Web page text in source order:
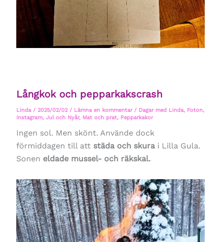
Långkok och pepparkakscrash
Linda / 2025/02/02 / Lämna en kommentar / Dagar med Linda, Foton,
Instagram, Jul och Nyår, Mat och prat, Pepparkakor
Ingen sol. Men skönt. Använde dock
förmiddagen till att städa och skurai Lilla Gula.
Sonen eldade mussel- och räkskal.